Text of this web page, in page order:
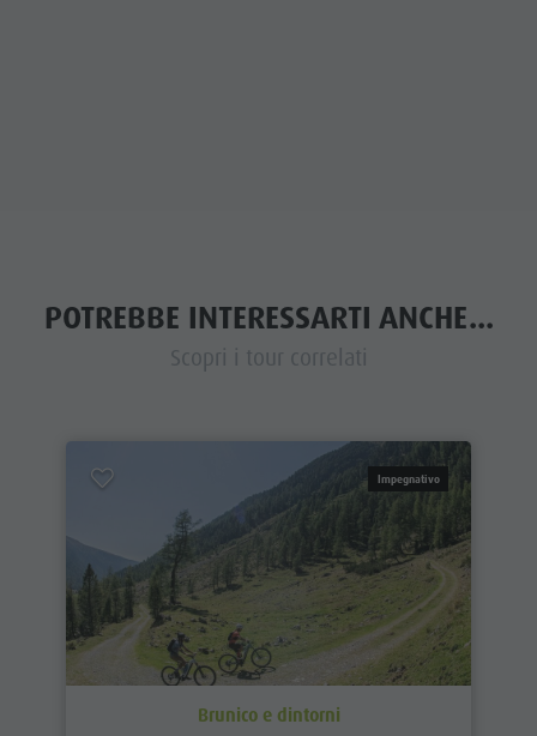
POTREBBE INTERESSARTI ANCHE...
Scopri i tour correlati
Impegnativo
Brunico e dintorni